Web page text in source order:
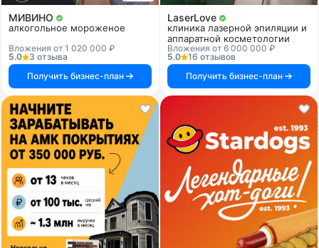
МИВИНО
алкогольное мороженое
Вложения от 1 020 000 ₽
5.0
3 отзыва
Получить бизнес-план
LaserLove
клиника лазерной эпиляции и
аппаратной косметологии
Вложения от 6 000 000 ₽
5.0
16 отзывов
Получить бизнес-план